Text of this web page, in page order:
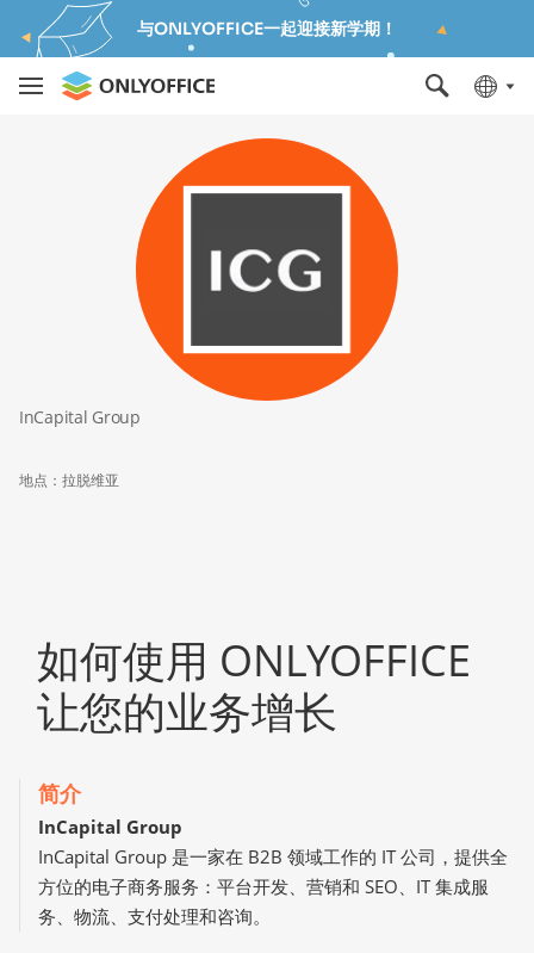
与ONLYOFFICE一起迎接新学期！
如何使用 ONLYOFFICE
让您的业务增长
简介
InCapital Group
InCapital Group 是一家在 B2B 领域工作的 IT 公司，提供全
方位的电子商务服务：平台开发、营销和 SEO、IT 集成服
务、物流、支付处理和咨询。
InCapital Group
地点：拉脱维亚